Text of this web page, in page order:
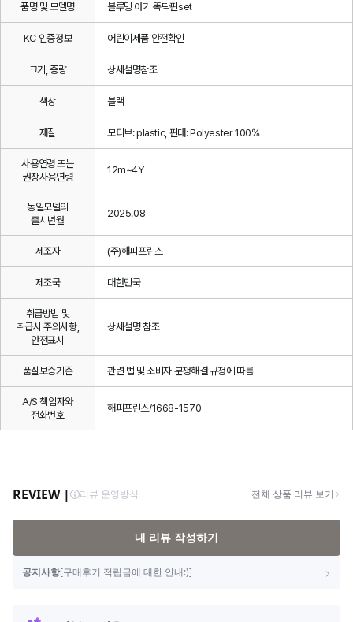
품명 및 모델명 블루밍 아기 똑딱핀set
KC 인증정보 어린이제품 안전확인
크기, 중량 상세설명참조
색상 블랙
재질 모티브: plastic, 핀대: Polyester 100%
사용연령 또는
권장사용연령
12m~4Y
동일모델의
출시년월
2025.08
제조자 (주)해피프린스
제조국 대한민국
취급방법 및
취급시 주의사항,
안전표시
상세설명 참조
품질보증기준 관련 법 및 소비자 분쟁해결 규정에 따름
A/S 책임자와
전화번호
해피프린스/1668-1570